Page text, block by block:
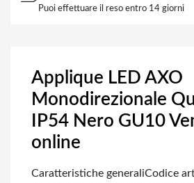
Puoi effettuare il reso entro 14 giorni
Applique LED AXO
Monodirezionale
IP54 Nero GU10
online
Caratteristiche generaliCodice